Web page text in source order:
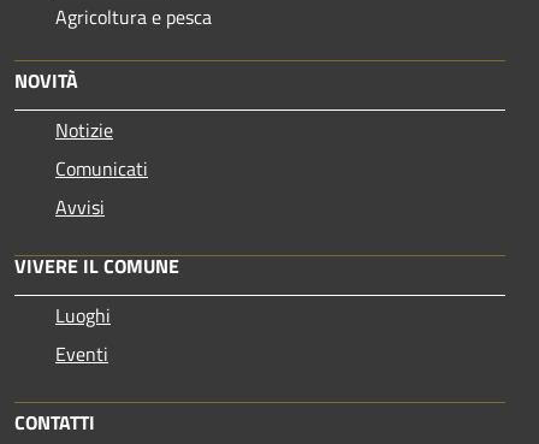
Agricoltura e pesca
NOVITÀ
Notizie
Comunicati
Avvisi
VIVERE IL COMUNE
Luoghi
Eventi
CONTATTI